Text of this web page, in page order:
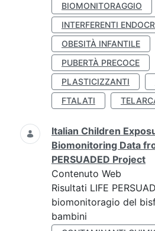
BIOMONITORAGGIO
INTERFERENTI
OBESITÀ INFANTILE
PUBERTÀ PRECOCE
PLASTICIZZANTI
FTALATI
Italian Children
Biomonitoring Data
PERSUADED Project
Contenuto Web
Risultati LIFE
biomonitoragio del
bambini